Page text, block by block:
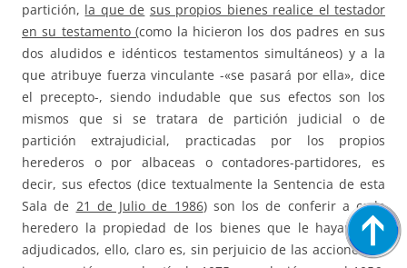
partición, la que de sus propios bienes realice el testador
en su testamento (como la hicieron los dos padres en sus
dos aludidos e idénticos testamentos simultáneos) y a la
que atribuye fuerza vinculante -«se pasará por ella», dice
el precepto-, siendo indudable que sus efectos son los
mismos que si se tratara de partición judicial o de
partición extrajudicial, practicadas por los propios
herederos o por albaceas o contadores-partidores, es
decir, sus efectos (dice textualmente la Sentencia de esta
Sala de 21 de Julio de 1986) son los de conferir a cada
heredero la propiedad de los bienes que le hayan sido
adjudicados, ello, claro es, sin perjuicio de las acciones de